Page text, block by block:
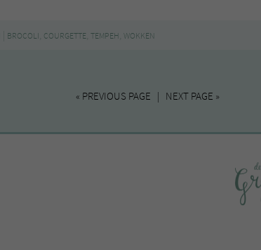
BROCOLI, COURGETTE, TEMPEH, WOKKEN
« PREVIOUS PAGE | NEXT PAGE »